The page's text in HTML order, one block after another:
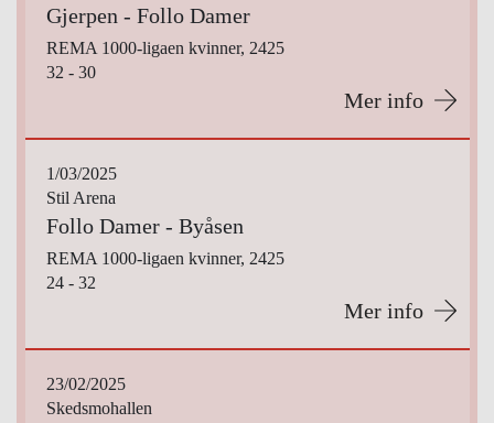
Gjerpen - Follo Damer
REMA 1000-ligaen kvinner, 2425
32 - 30
Mer info
1/03/2025
Stil Arena
Follo Damer - Byåsen
REMA 1000-ligaen kvinner, 2425
24 - 32
Mer info
23/02/2025
Skedsmohallen